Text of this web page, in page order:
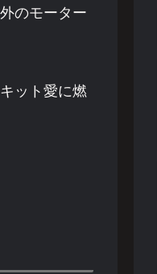
のモーター
ット愛に燃